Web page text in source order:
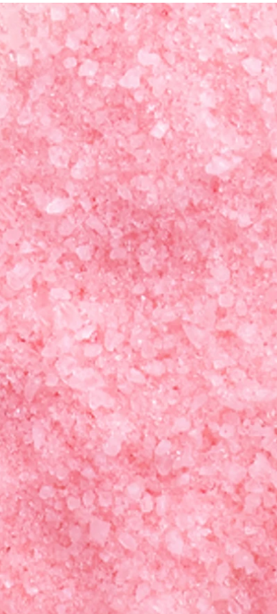
しているし改善もしている。
もう許してやろうよ」となり
きれない理由
か
か